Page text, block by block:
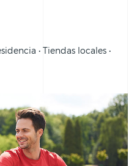
• Tiendas locales •